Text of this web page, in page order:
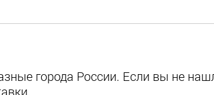
города России. Если вы не